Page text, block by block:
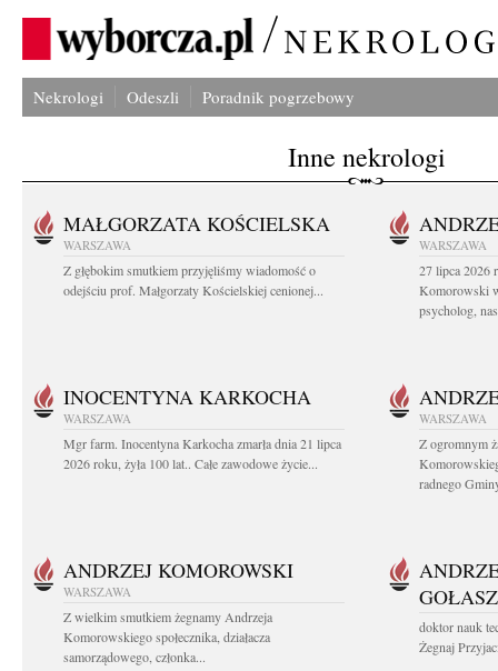
Nekrologi Odeszli Poradnik pogrzebowy
Inne nekrologi
MAŁGORZATA KOŚCIELSKA
WARSZAWA
Z głębokim smutkiem przyjęliśmy wiadomość o
odejściu prof. Małgorzaty Kościelskiej cenionej...
WARSZAWA
27 lipca 2026
Komorowski
psycholog,
INOCENTYNA KARKOCHA
WARSZAWA
Mgr farm. Inocentyna Karkocha zmarła dnia 21 lipca
2026 roku, żyła 100 lat.. Całe zawodowe życie...
WARSZAWA
Z ogromnym
radnego
ANDRZEJ KOMOROWSKI
WARSZAWA
Z wielkim smutkiem żegnamy Andrzeja
Komorowskiego społecznika, działacza
samorządowego, członka...
doktor nauk
Żegnaj